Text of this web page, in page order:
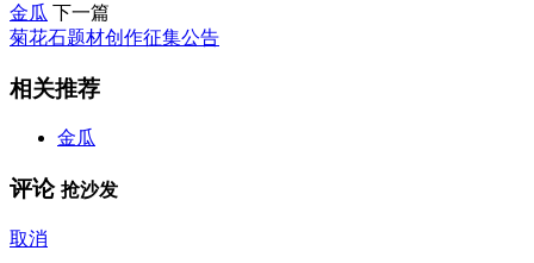
金瓜 下一篇
菊花石题材创作征集公告
相关推荐
金瓜
评论 抢沙发
取消